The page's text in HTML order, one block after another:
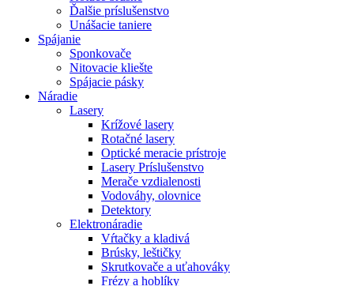
Ďalšie príslušenstvo
Unášacie taniere
Spájanie
Sponkovače
Nitovacie kliešte
Spájacie pásky
Náradie
Lasery
Krížové lasery
Rotačné lasery
Optické meracie prístroje
Lasery Príslušenstvo
Merače vzdialenosti
Vodováhy, olovnice
Detektory
Elektronáradie
Vŕtačky a kladivá
Brúsky, leštičky
Skrutkovače a uťahováky
Frézy a hoblíky